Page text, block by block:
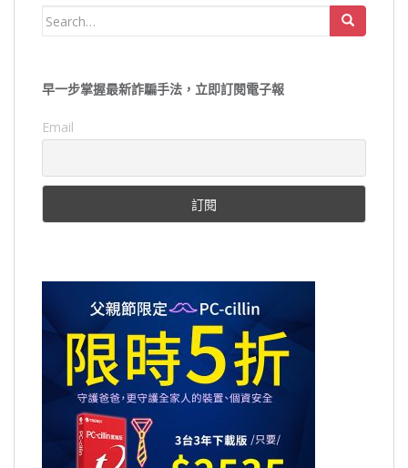
Search
早一步掌握最新詐騙手法，立即訂閱電子報
Email